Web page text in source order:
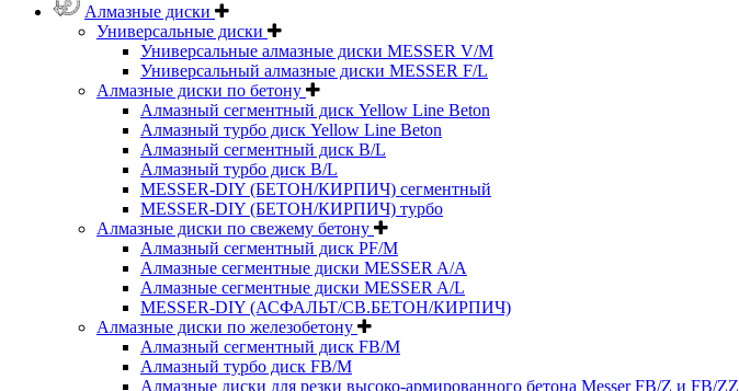
Алмазные диски
Универсальные диски
Универсальные алмазные диски MESSER V/M
Универсальный алмазные диски MESSER F/L
Алмазные диски по бетону
Алмазный сегментный диск Yellow Line Beton
Алмазный турбо диск Yellow Line Beton
Алмазный сегментный диск B/L
Алмазный турбо диск B/L
MESSER-DIY (БЕТОН/КИРПИЧ) сегментный
MESSER-DIY (БЕТОН/КИРПИЧ) турбо
Алмазные диски по свежему бетону
Алмазный сегментный диск PF/M
Алмазные сегментные диски MESSER A/A
Алмазные сегментные диски MESSER A/L
MESSER-DIY (АСФАЛЬТ/СВ.БЕТОН/КИРПИЧ)
Алмазные диски по железобетону
Алмазный сегментный диск FB/M
Алмазный турбо диск FB/M
Алмазные диски для резки высоко-армированного бетона Messer FB/Z и FB/ZZ